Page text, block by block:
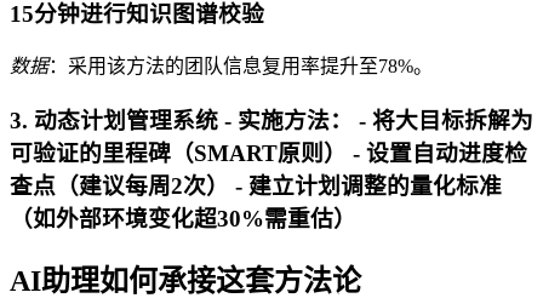
15分钟进行知识图谱校验
数据：采用该方法的团队信息复用率提升至78%。
3. 动态计划管理系统 - 实施方法： - 将大目标拆解为
可验证的里程碑（SMART原则） - 设置自动进度检
查点（建议每周2次） - 建立计划调整的量化标准
（如外部环境变化超30%需重估）
AI助理如何承接这套方法论